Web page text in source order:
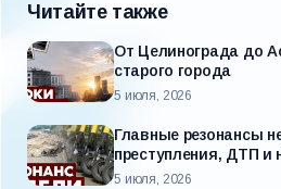
Читайте также
От Целинограда до
старого города
5 июля, 2026
Главные резонансы
преступления, ДТП и
5 июля, 2026